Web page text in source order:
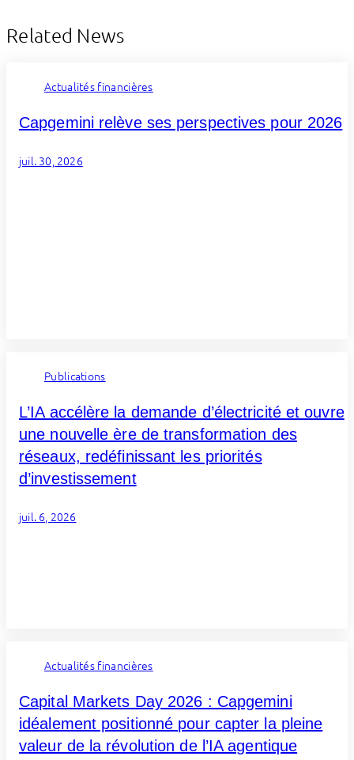
Related News
Actualités financières
Capgemini relève ses perspectives pour 2026
juil. 30, 2026
Publications
L’IA accélère la demande d’électricité et ouvre
une nouvelle ère de transformation des
réseaux, redéfinissant les priorités
d’investissement
juil. 6, 2026
Actualités financières
Capital Markets Day 2026 : Capgemini
idéalement positionné pour capter la pleine
valeur de la révolution de l’IA agentique